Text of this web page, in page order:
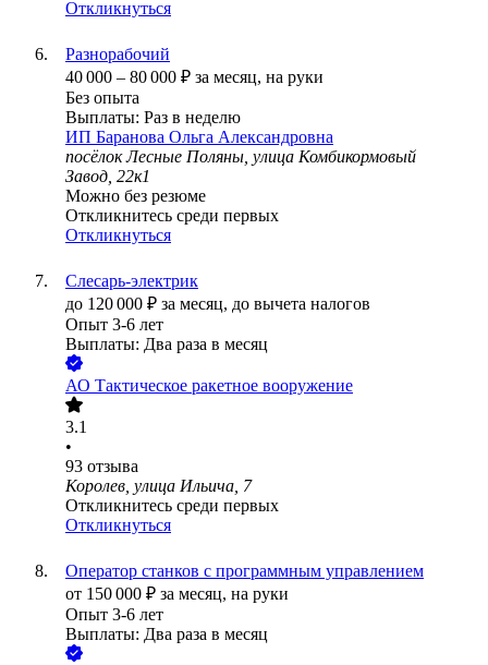
Откликнуться
Разнорабочий
40 000 – 80 000 ₽ за месяц, на руки
Без опыта
Выплаты: Раз в неделю
ИП Баранова Ольга Александровна
посёлок Лесные Поляны, улица Комбикормовый
Завод, 22к1
Можно без резюме
Откликнитесь среди первых
Откликнуться
Слесарь-электрик
до 120 000 ₽ за месяц, до вычета налогов
Опыт 3-6 лет
Выплаты: Два раза в месяц
АО Тактическое ракетное вооружение
3.1
•
93 отзыва
Королев, улица Ильича, 7
Откликнитесь среди первых
Откликнуться
Оператор станков с программным управлением
от 150 000 ₽ за месяц, на руки
Опыт 3-6 лет
Выплаты: Два раза в месяц